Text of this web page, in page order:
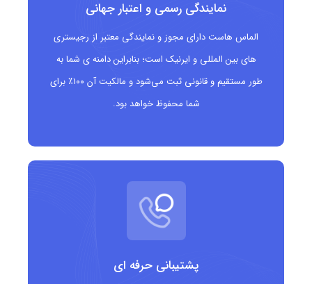
مناسب ارائه می شود.
مزایای دامنه .deals
کمک به افزایش نرخ کلیک (CTR) در کمپین ها و
انتقال واضح مفهوم «تخفیف» و «پیشنهاد ویژه» فقط با
دیدن دامنه
مناسب برای سئو و جستجوهای مرتبط با خرید و
نمایندگی رسمی و اعتبار جهانی
الماس هاست دارای مجوز و نمایندگی معتبر از رجیستری
های بین المللی و ایرنیک است؛ بنابراین دامنه ی شما به
طور مستقیم و قانونی ثبت می‌شود و مالکیت آن ۱۰۰٪ برای
شما محفوظ خواهد بود.
پشتیبانی حرفه ای